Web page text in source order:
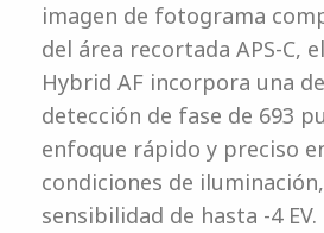
imagen de fotograma
del área recortada APS-C,
Hybrid AF incorpora una
detección de fase de 693
enfoque rápido y preciso
condiciones de
sensibilidad de hasta -4